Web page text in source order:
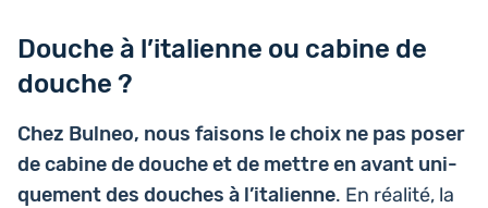
Douche à l’italienne ou cabine de
douche ?
Chez Bulneo, nous faisons le choix ne pas poser
de cabine de douche et de mettre en avant uni­
que­ment des douches à l’i­ta­lienne. En réalité, la